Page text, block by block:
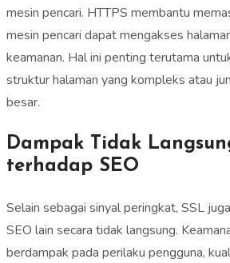
mesin pencari. HTTPS membantu
mesin pencari dapat mengakses
keamanan. Hal ini penting terutama
struktur halaman yang kompleks atau
besar.
Dampak Tidak
terhadap SEO
Selain sebagai sinyal peringkat, SSL
SEO lain secara tidak langsung.
berdampak pada perilaku pengguna,